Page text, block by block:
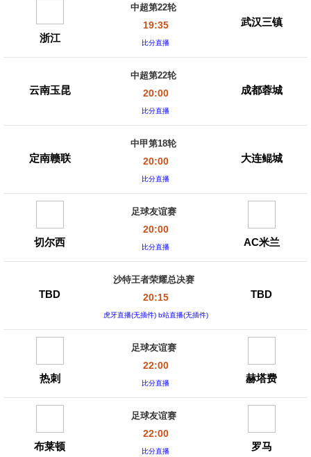
浙江
中超第22轮
19:35
比分直播
武汉三镇
云南玉昆
中超第22轮
20:00
比分直播
成都蓉城
定南赣联
中甲第18轮
20:00
比分直播
大连鲲城
切尔西
足球友谊赛
20:00
比分直播 AC米兰
TBD
沙特王者荣耀总决赛
20:15
虎牙直播(无插件) b站直播(无插件)
TBD
热刺
足球友谊赛
22:00
比分直播 赫塔费
布莱顿
足球友谊赛
22:00
比分直播 罗马